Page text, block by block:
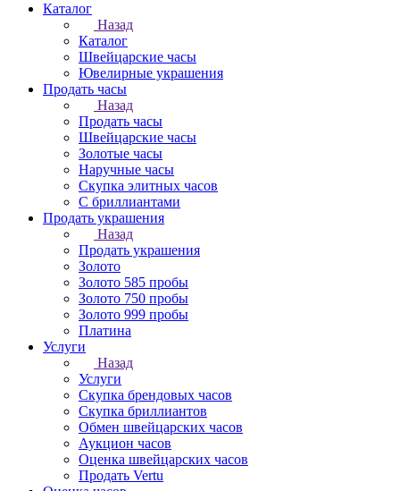
Каталог
Назад
Каталог
Швейцарские часы
Ювелирные украшения
Продать часы
Назад
Продать часы
Швейцарские часы
Золотые часы
Наручные часы
Скупка элитных часов
С бриллиантами
Продать украшения
Назад
Продать украшения
Золото
Золото 585 пробы
Золото 750 пробы
Золото 999 пробы
Платина
Услуги
Назад
Услуги
Скупка брендовых часов
Скупка бриллиантов
Обмен швейцарских часов
Аукцион часов
Оценка швейцарских часов
Продать Vertu